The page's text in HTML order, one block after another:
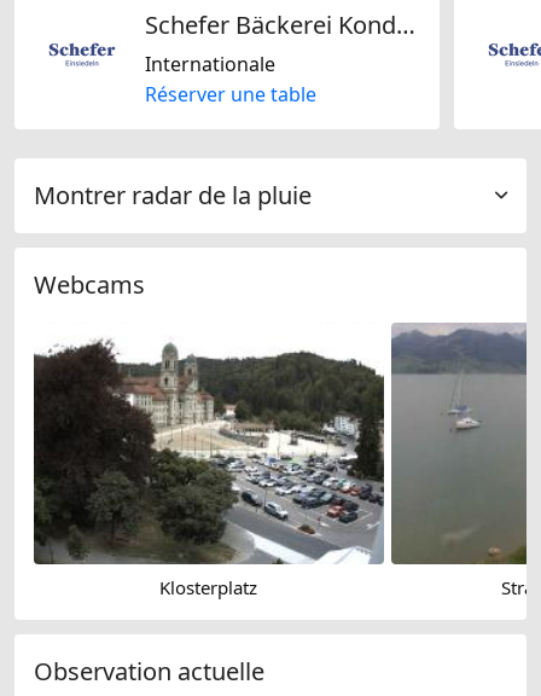
Schefer Bäckerei Konditorei AG
Internationale
Réserver une table
Montrer radar de la pluie
Webcams
Klosterplatz
Observation actuelle